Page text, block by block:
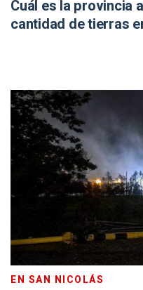
Cuál es la provincia
cantidad de tierras
EN SAN NICOLÁS